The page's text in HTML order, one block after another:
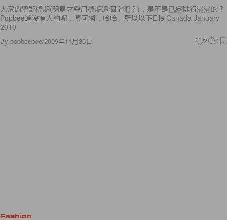
大家的聖誕檔期(明星才會用檔期這個字吧？)，是不是已經排得滿滿的？
Popbee還沒有人約呢，真可憐，哈哈。所以以下Elle Canada January
2010
By popbeebee/2009年11月30日 2 0
Fashion